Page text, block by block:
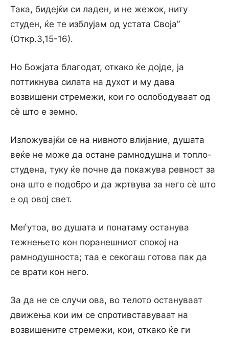
Така, бидејќи си ладен, и не жежок, ниту
студен, ќе те изблујам од устата Своја”
(Откр.3,15-16).
Но Божјата благодат, откако ќе доjде, ja
поттикнува силата на духот и му дава
возвишени стремежи, кои го ослободуваат од
сѐ што e земно.
Изложувајќи се на нивното влијание, душата
веќе не може да остане рамнодушна и топло-
студена, туку ќе почне да покажува ревност за
она што e подобро и да жртвува за него сѐ што
e од овој свет.
Меѓутоа, во душата и понатаму останува
тежнењето кон поранешниот спокој на
рамнодушноста; таа e секогаш готова пак да
се врати кон него.
За да не се случи ова, во телото остануваат
движења кои им се спротивставуваат на
возвишените стремежи, кои, откако ќе ги